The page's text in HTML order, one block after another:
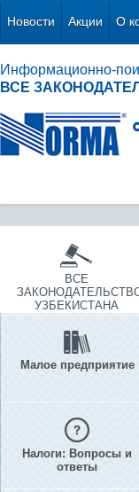
Новости Акции О
Информационно-
ВСЕ
ВСЕ
УЗБЕКИСТАНА
Малое предприятие
Налоги: Вопросы и
ответы